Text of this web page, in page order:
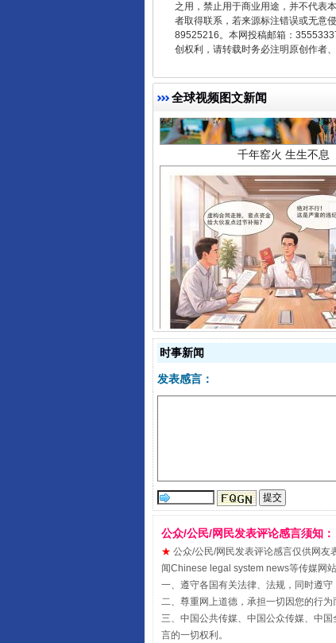
之用，禁止用于商业用途，并不代表
者取得联系，若来源标注错误或无意
89525216。本网投稿邮箱：
创权利，请转载时务必注明原创作者
全球视频图文新闻
揭开“小金库”的免责幌
受贿1.44亿！段成刚被判
时事新闻
发表感言：
公众/公民/网民发表评论感言须知：
★ 公众/公民/网民发表评论感言仅供网
闻Chinese legal system news等传媒网
一、遵守各国有关法律、法规，同时遵守
二、尊重网上道德，承担一切因您的行为
三、中国公共传媒、中国公众传媒、中
言的一切权利。